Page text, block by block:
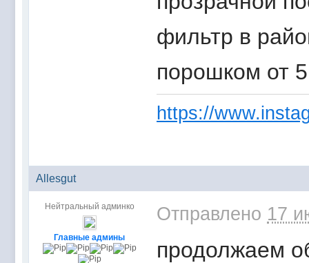
фильтр в
порошком от
https://
Allesgut
Нейтральный админко
Главные админы
Отправлено 17
продолжаем